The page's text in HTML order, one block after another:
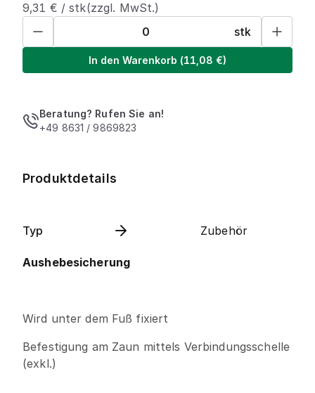
9,31 € /stk(zzgl. MwSt.)
stk
In den Warenkorb (11,08 €)
Beratung? Rufen Sie an!
+49 8631 / 9869823
Produktdetails
Typ Zubehör
Aushebesicherung
Wird unter dem Fuß fixiert
Befestigung am Zaun mittels Verbindungsschelle
(exkl.)